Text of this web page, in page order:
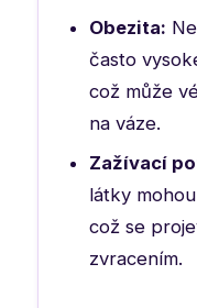
Obezita:
často
což může
na váze.
Zažívací
látky
což se
zvracením.